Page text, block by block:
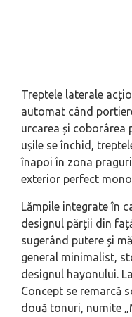
Treptele laterale
automat când
urcarea și coborârea
ușile se închid,
înapoi în zona
exterior perfect
Lămpile integrate în
designul părții din
sugerând putere și
general minimalist,
designul hayonului.
Concept se remarcă
două tonuri, numite